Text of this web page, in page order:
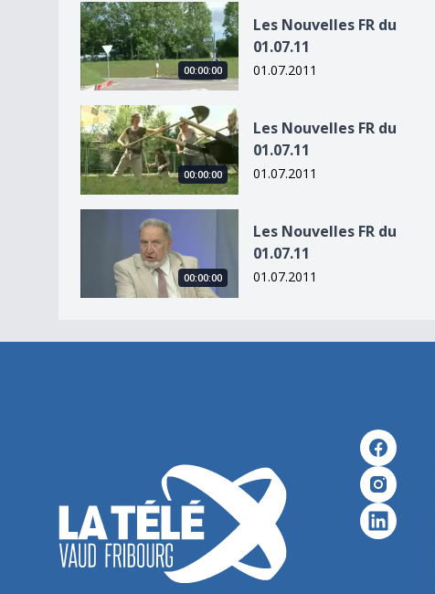
Les Nouvelles FR du 01.07.11
00:00:00
Les Nouvelles FR du
01.07.11
01.07.2011
Les Nouvelles FR du 01.07.11
00:00:00
Les Nouvelles FR du
01.07.11
01.07.2011
Les Nouvelles FR du 01.07.11
00:00:00
Les Nouvelles FR du
01.07.11
01.07.2011